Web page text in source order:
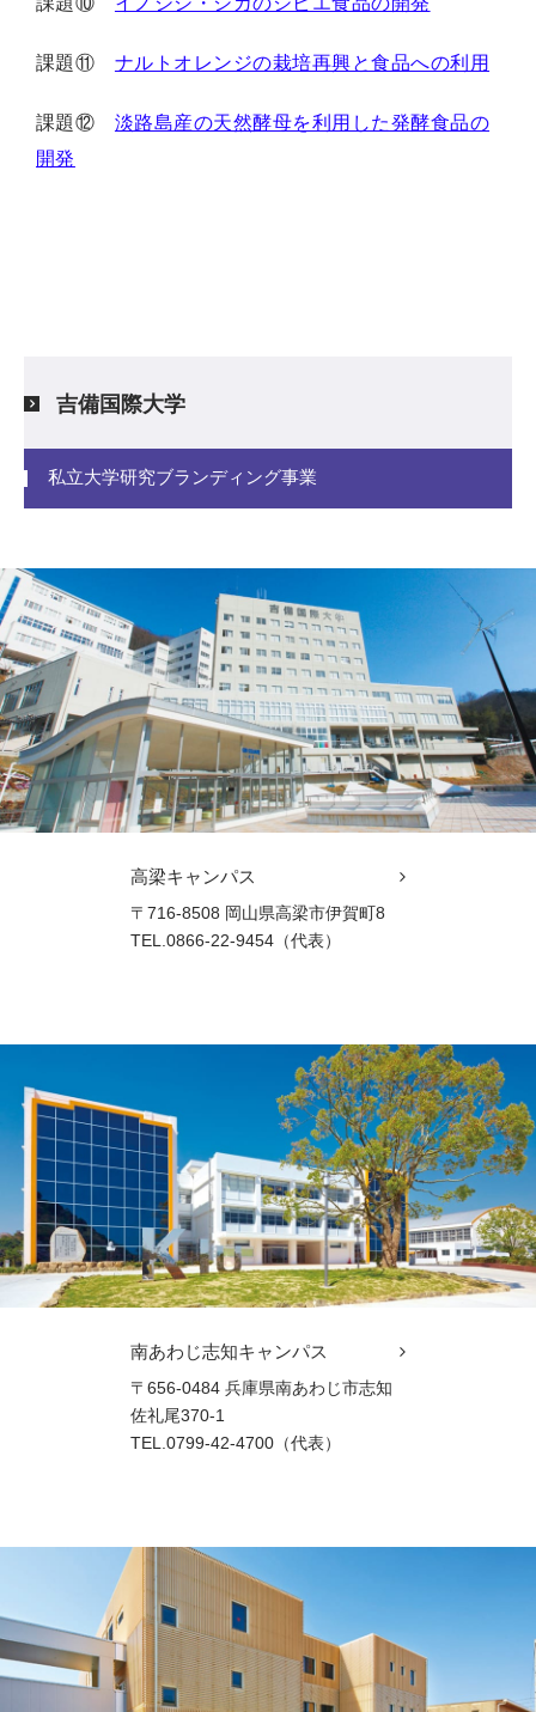
課題⑪ ナルトオレンジの栽培再興と食品への利用
課題⑫ 淡路島産の天然酵母を利用した発酵食品の
開発
吉備国際大学
私立大学研究ブランディング事業
高梁キャンパス
〒716-8508 岡山県高梁市伊賀町8
TEL.0866-22-9454（代表）
南あわじ志知キャンパス
〒656-0484 兵庫県南あわじ市志知
佐礼尾370-1
TEL.0799-42-4700（代表）